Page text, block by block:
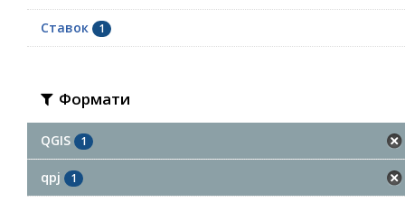
Ставок 1
Формати
QGIS 1
qpj 1